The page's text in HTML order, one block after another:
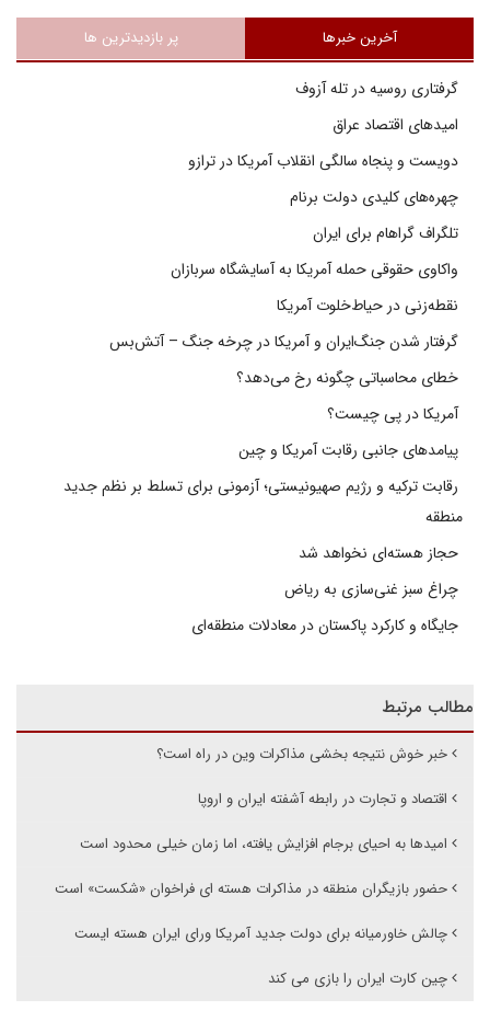
آخرین خبرها پر بازدیدترین ها
گرفتاری روسیه در تله آزوف
امیدهای اقتصاد عراق
دویست و پنجاه سالگی انقلاب آمریکا در ترازو
چهره‌های کلیدی دولت برنام
تلگراف گراهام برای ایران
واکاوی حقوقی حمله آمریکا به آسایشگاه سربازان
نقطه‌زنی در حیاط‌خلوت آمریکا
گرفتار شدن جنگ‌ایران و آمریکا در چرخه جنگ – آتش‌بس
خطای محاسباتی چگونه رخ می‌دهد؟
آمریکا در پی چیست؟
پیامدهای جانبی رقابت آمریکا و چین
رقابت ترکیه و رژیم صهیونیستی؛ آزمونی برای تسلط بر نظم جدید
منطقه
حجاز هسته‌ای نخواهد شد
چراغ سبز غنی‌سازی به ریاض
جایگاه و کارکرد پاکستان در معادلات منطقه‌ای
مطالب مرتبط
خبر خوش نتیجه بخشی مذاکرات وین در راه است؟
اقتصاد و تجارت در رابطه آشفته ایران و اروپا
امیدها به احیای برجام افزایش یافته، اما زمان خیلی محدود است
حضور بازیگران منطقه در مذاکرات هسته ای فراخوان «شکست» است
چالش خاورمیانه برای دولت جدید آمریکا ورای ایران هسته ایست
چین کارت ایران را بازی می کند